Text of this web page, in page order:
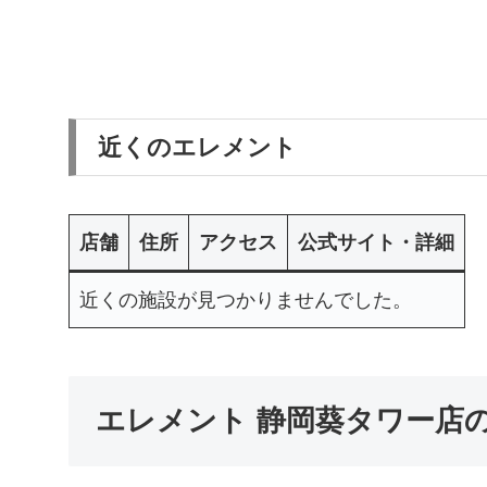
近くのエレメント
店舗 住所 アクセス 公式サイト・詳細
近くの施設が見つかりませんでした。
エレメント 静岡葵タワー店